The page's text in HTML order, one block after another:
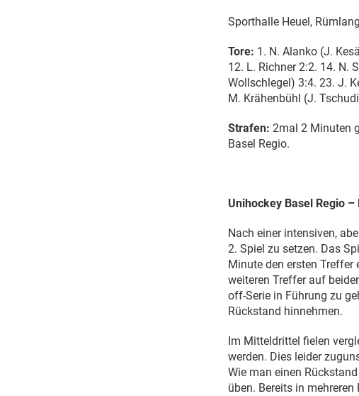
Sporthalle Heuel,
Tore: 1. N. Alanko (J.
12. L. Richner 2:2. 14. N.
Wollschlegel) 3:4. 23. J.
M. Krähenbühl (J.
Strafen: 2mal 2 Minuten
Basel Regio.
Unihockey Basel Regio –
Nach einer intensiven,
2. Spiel zu setzen. Das
Minute den ersten Treffer
weiteren Treffer auf
off-Serie in Führung zu
Rückstand hinnehmen.
Im Mitteldrittel fielen
werden. Dies leider
Wie man einen
üben. Bereits in